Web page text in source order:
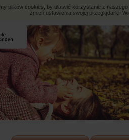
plików cookies, by ułatwić korzystanie z
zmień ustawienia swojej przeglądarki.